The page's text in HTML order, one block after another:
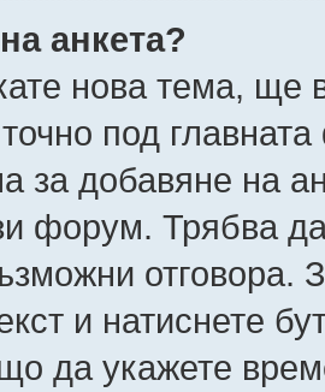
анкета?
нова тема,
точно под
за добавяне на
форум. Трябва
отговора.
и натиснете
да укажете